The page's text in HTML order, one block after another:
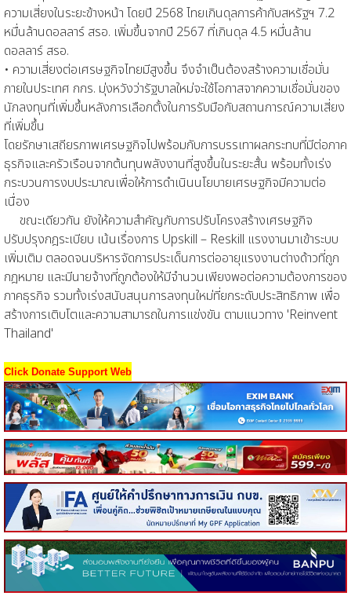
ความเสี่ยงในระยะข้างหน้า โดยปี 2568 ไทยเกินดุลการค้ากับสหรัฐฯ 7.2
หมื่นล้านดอลลาร์ สรอ. เพิ่มขึ้นจากปี 2567 ที่เกินดุล 4.5 หมื่นล้าน
ดอลลาร์ สรอ.
• ความเสี่ยงต่อเศรษฐกิจไทยมีสูงขึ้น จึงจำเป็นต้องสร้างความเชื่อมั่น
ภายในประเทศ กกร. มุ่งหวังว่ารัฐบาลใหม่จะใช้โอกาสจากความเชื่อมั่นของ
นักลงทุนที่เพิ่มขึ้นหลังการเลือกตั้งในการรับมือกับสถานการณ์ความเสี่ยง
ที่เพิ่มขึ้น
โดยรักษาเสถียรภาพเศรษฐกิจไปพร้อมกับการบรรเทาผลกระทบที่มีต่อภาค
ธุรกิจและครัวเรือนจากต้นทุนพลังงานที่สูงขึ้นในระยะสั้น พร้อมทั้งเร่ง
กระบวนการงบประมาณเพื่อให้การดำเนินนโยบายเศรษฐกิจมีความต่อ
เนื่อง
ขณะเดียวกัน ยังให้ความสำคัญกับการปรับโครงสร้างเศรษฐกิจ
ปรับปรุงกฎระเบียบ เน้นเรื่องการ Upskill – Reskill แรงงานมาเข้าระบบ
เพิ่มเติม ตลอดจนบริหารจัดการประเด็นการต่ออายุแรงงานต่างด้าวที่ถูก
กฎหมาย และมีนายจ้างที่ถูกต้องให้มีจำนวนเพียงพอต่อความต้องการของ
ภาคธุรกิจ รวมทั้งเร่งสนับสนุนการลงทุนใหม่ที่ยกระดับประสิทธิภาพ เพื่อ
สร้างการเติบโตและความสามารถในการแข่งขัน ตามแนวทาง 'Reinvent
Thailand'
Click Donate Support Web